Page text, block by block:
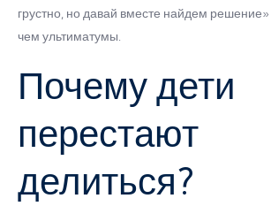
грустно, но давай вместе найдем
чем ультиматумы.
Почему дети
перестают
делиться?